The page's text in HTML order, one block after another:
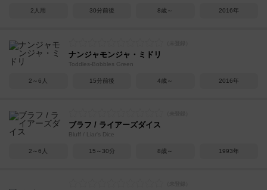
2人用 30分前後 8歳～ 2016年
ナンジャモンジャ・ミドリ
Toddles-Bobbles Green
2～6人 15分前後 4歳～ 2016年
ブラフ / ライアーズダイス
Bluff / Liar's Dice
2～6人 15～30分 8歳～ 1993年